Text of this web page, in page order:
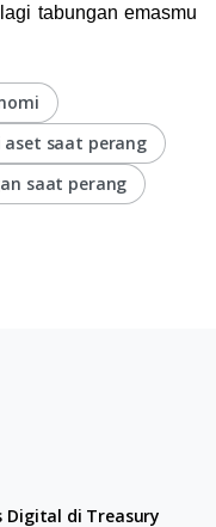
tabungan emasmu
aset saat perang
saat perang
Digital di Treasury